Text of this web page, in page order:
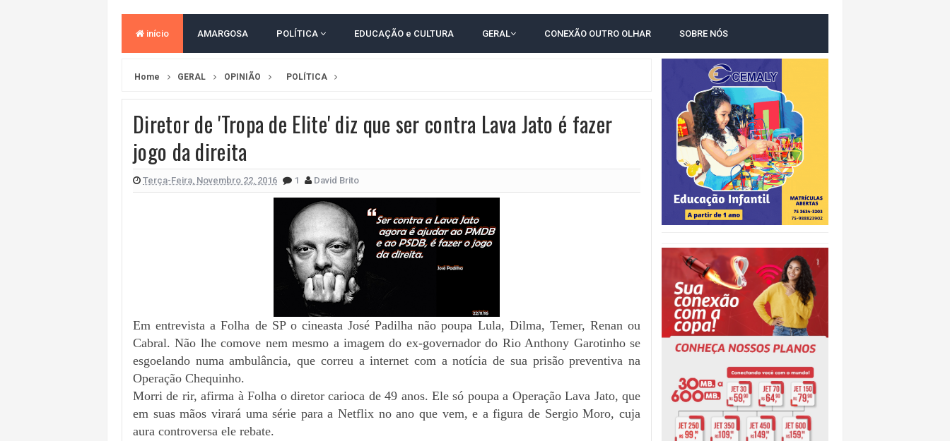
BAHIA TEM 23 CIDADES COM MAIS ELEITORES DO QUE HABITANTES; MUNIZ FERREIRA ESTÁ ENTRE ELAS
LULA E FLÁVIO BOLSONARO EMPATAM TECNICAMENTE NO 2º TURNO, DIZ PESQUISA
BAHIA E CORINTHIANS EMPATAM EM JOGO PEGADO NA ARENA FONTE NOVA
NO CENTRO DE AMARGOSA, JUSTIÇA ELEITORAL REALIZA SIMULAÇÃO DE VOTAÇÃO
início AMARGOSA POLÍTICA EDUCAÇÃO e CULTURA GERAL CONEXÃO OUTRO OLHAR SOBRE NÓS
Home GERAL OPINIÃO POLÍTICA
Diretor de 'Tropa de Elite' diz que ser contra Lava Jato é fazer
jogo da direita
Terça-Feira, Novembro 22, 2016 1 David Brito
Em entrevista a Folha de SP o cineasta José Padilha não poupa Lula, Dilma, Temer, Renan ou
Cabral. Não lhe comove nem mesmo a imagem do ex-governador do Rio Anthony Garotinho se
esgoelando numa ambulância, que correu a internet com a notícia de sua prisão preventiva na
Operação Chequinho.
Morri de rir, afirma à Folha o diretor carioca de 49 anos. Ele só poupa a Operação Lava Jato, que
em suas mãos virará uma série para a Netflix no ano que vem, e a figura de Sergio Moro, cuja
aura controversa ele rebate.